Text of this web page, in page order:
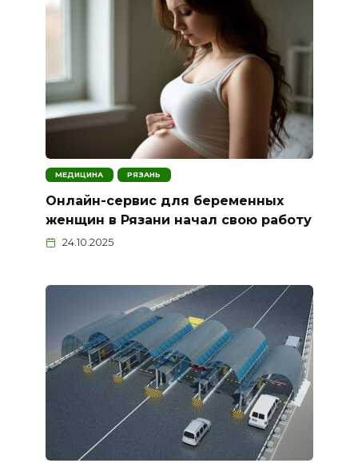
МЕДИЦИНА РЯЗАНЬ
Онлайн-сервис для беременных
женщин в Рязани начал свою работу
24.10.2025